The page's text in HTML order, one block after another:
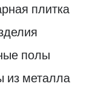
плитка
полы
из металла